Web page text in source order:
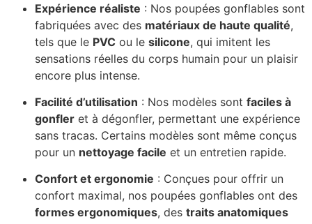
Expérience réaliste : Nos poupées gonflables sont
fabriquées avec des matériaux de haute qualité,
tels que le PVC ou le silicone, qui imitent les
sensations réelles du corps humain pour un plaisir
encore plus intense.
Facilité d’utilisation : Nos modèles sont faciles à
gonfler et à dégonfler, permettant une expérience
sans tracas. Certains modèles sont même conçus
pour un nettoyage facile et un entretien rapide.
Confort et ergonomie : Conçues pour offrir un
confort maximal, nos poupées gonflables ont des
formes ergonomiques, des traits anatomiques